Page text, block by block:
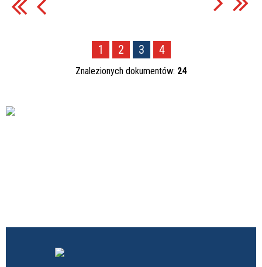
1 2 3 4
Znalezionych dokumentów: 24